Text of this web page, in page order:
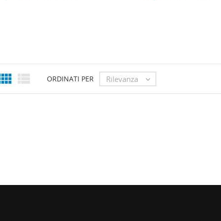
 ORDINATI PER Rilevanza 